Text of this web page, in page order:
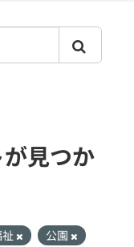
見つか
公園